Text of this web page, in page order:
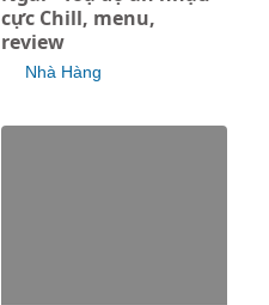
cực Chill, menu,
review
Nhà Hàng